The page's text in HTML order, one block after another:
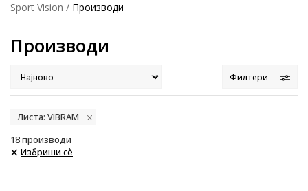
Sport Vision Производи
Производи
Филтери
Листа: VIBRAM
18производи
Избриши сè